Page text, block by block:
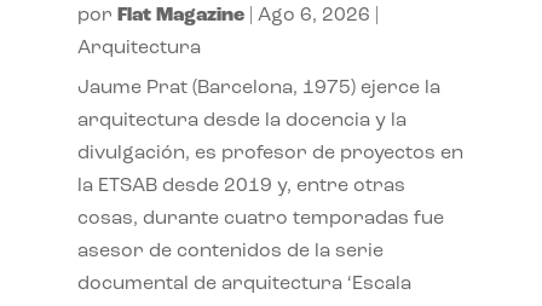
por Flat Magazine| Ago 6, 2026
Arquitectura
Jaume Prat (Barcelona, 1975) ejerce la
arquitectura desde la docencia y la
divulgación, es profesor de proyectos en
la ETSAB desde 2019 y, entre otras
cosas, durante cuatro temporadas fue
asesor de contenidos de la serie
documental de arquitectura ‘Escala